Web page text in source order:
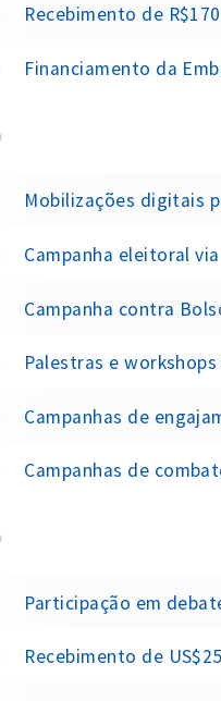
Recebimento de
Financiamento da
Mobilizações digitais
Campanha eleitoral
Campanha contra
Palestras e
Campanhas de engajamento
Campanhas de combate à
Participação em
Recebimento de